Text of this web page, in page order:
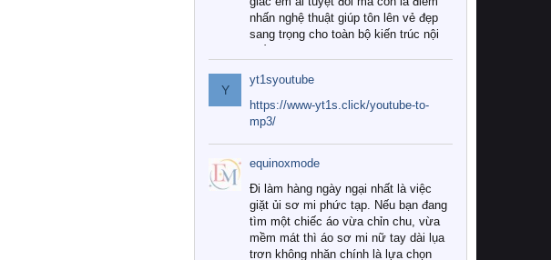
nhấn nghệ thuật giúp tôn lên vẻ đẹp
sang trọng cho toàn bộ kiến trúc nội
Tuy nhiên, giữa thị trường đa dạng
với vô vàn thương hiệu và mẫu mã
như hiện nay, làm thế nào để chọn
được những bộ chăn ga gối đệm cao
cấp thực sự chất lượng, phù hợp với
khí hậu và nhu cầu sử dụng của gia
đình? Hãy cùng chúng tôi đi tìm lời
giải đáp chi tiết qua bài viết dưới đây.
1. Tại sao các gia đình hiện đại lại ưa
chuộng chăn ga gối đệm cao cấp?
Y
yt1syoutube
https://www-yt1s.click/youtube-to-
mp3/
equinoxmode
Đi làm hàng ngày ngại nhất là việc
giặt ủi sơ mi phức tạp. Nếu bạn đang
tìm một chiếc áo vừa chỉn chu, vừa
mềm mát thì áo sơ mi nữ tay dài lụa
trơn không nhăn chính là lựa chọn